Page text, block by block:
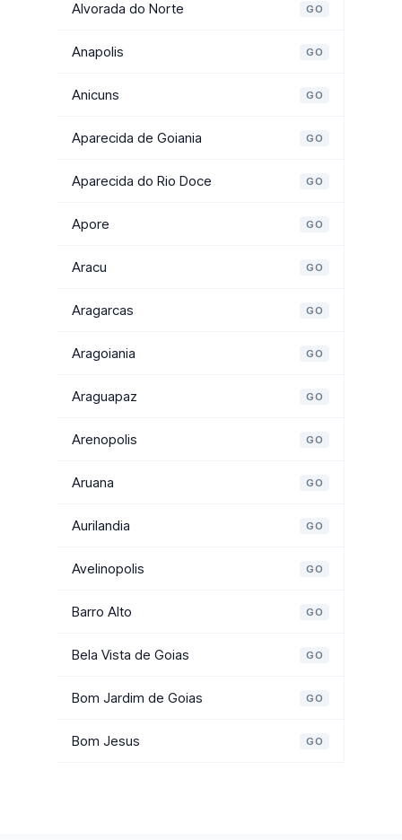
Alvorada do Norte GO
Anapolis GO
Anicuns GO
Aparecida de Goiania GO
Aparecida do Rio Doce GO
Apore GO
Aracu GO
Aragarcas GO
Aragoiania GO
Araguapaz GO
Arenopolis GO
Aruana GO
Aurilandia GO
Avelinopolis GO
Barro Alto GO
Bela Vista de Goias GO
Bom Jardim de Goias GO
Bom Jesus GO